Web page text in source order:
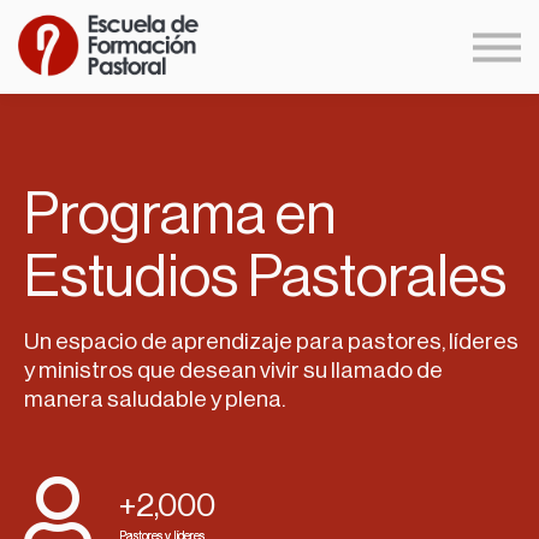
Formación Autónoma
Formación en Comunidad
Programa en
Estudios Pastorales
Un espacio de aprendizaje para pastores, líderes
y ministros que desean vivir su llamado de
manera saludable y plena.
+2,000
Pastores y líderes